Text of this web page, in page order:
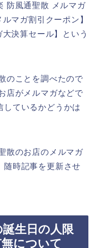
防風通聖散 メルマガ
マガ割引クーポン】
決算セール】という
のことを調べたので
店がメルマガなどで
しているかどうかは
散のお店のメルマガ
随時記事を更新させ
生日の人限
について